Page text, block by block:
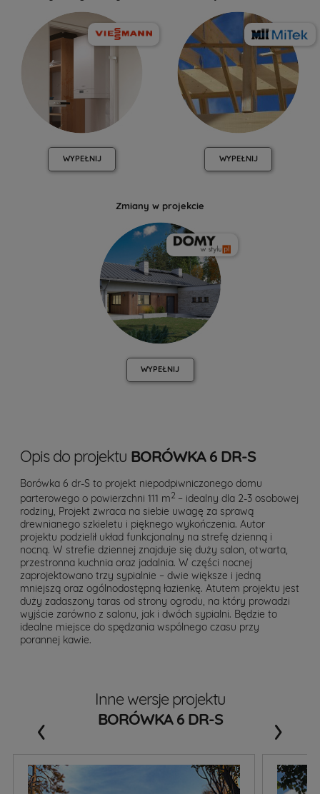
WYPEŁNIJ WYPEŁNIJ
Zmiany w projekcie
WYPEŁNIJ
Opis do projektu BORÓWKA 6 DR-S
Borówka 6 dr-S to projekt niepodpiwniczonego domu
parterowego o powierzchni 111 m2 – idealny dla 2-3 osobowej
rodziny, Projekt zwraca na siebie uwagę za sprawą
drewnianego szkieletu i pięknego wykończenia. Autor
projektu podzielił układ funkcjonalny na strefę dzienną i
nocną. W strefie dziennej znajduje się duży salon, otwarta,
przestronna kuchnia oraz jadalnia. W części nocnej
zaprojektowano trzy sypialnie – dwie większe i jedną
mniejszą oraz ogólnodostępną łazienkę. Atutem projektu jest
duży zadaszony taras od strony ogrodu, na który prowadzi
wyjście zarówno z salonu, jak i dwóch sypialni. Będzie to
idealne miejsce do spędzania wspólnego czasu przy
porannej kawie.
Inne wersje projektu
BORÓWKA 6 DR-S
‹ ›